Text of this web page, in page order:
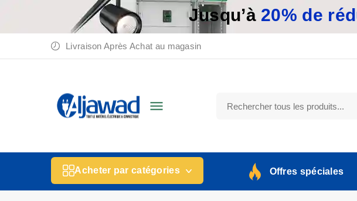
Jusqu’à20% de
Livraison Après Achat au magasin

Acheter par catégories Offres spéciales